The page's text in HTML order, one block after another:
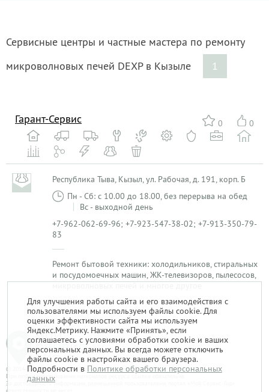
Сервисные центры и частные мастера по ремонту
микроволновых печей DEXP в Кызыле
1
0 0
Гарант-Сервис
Республика Тыва, Кызыл, ул. Рабочая, д. 191, корп. Б
Пн - Сб: с 10.00 до 18.00, без перерыва на обед
Вс - выходной день
+7-962-062-69-96; +7-923-547-38-02; +7-913-350-79-
83
Ремонт бытовой техники: холодильников, стиральных
и посудомоечных машин, ЖК-телевизоров, пылесосов,
микроволновых печей и многое другое
1
© 2014-2026. «Мой Сервис-Гид» – проект группы «Текарт».
При любом использовании материалов ресурса ссылка обязательна.
За достоверность информации, размещенной пользователями, портал «Мой Сервис-Гид»
Для улучшения работы сайта и его взаимодействия с
пользователями мы используем файлы cookie. Для
оценки эффективности сайта мы используем
Яндекс.Метрику. Нажмите «Принять», если
соглашаетесь с условиями обработки cookie и ваших
персональных данных. Вы всегда можете отключить
файлы cookie в настройках вашего браузера.
Подробности в Политике обработки персональных
данных